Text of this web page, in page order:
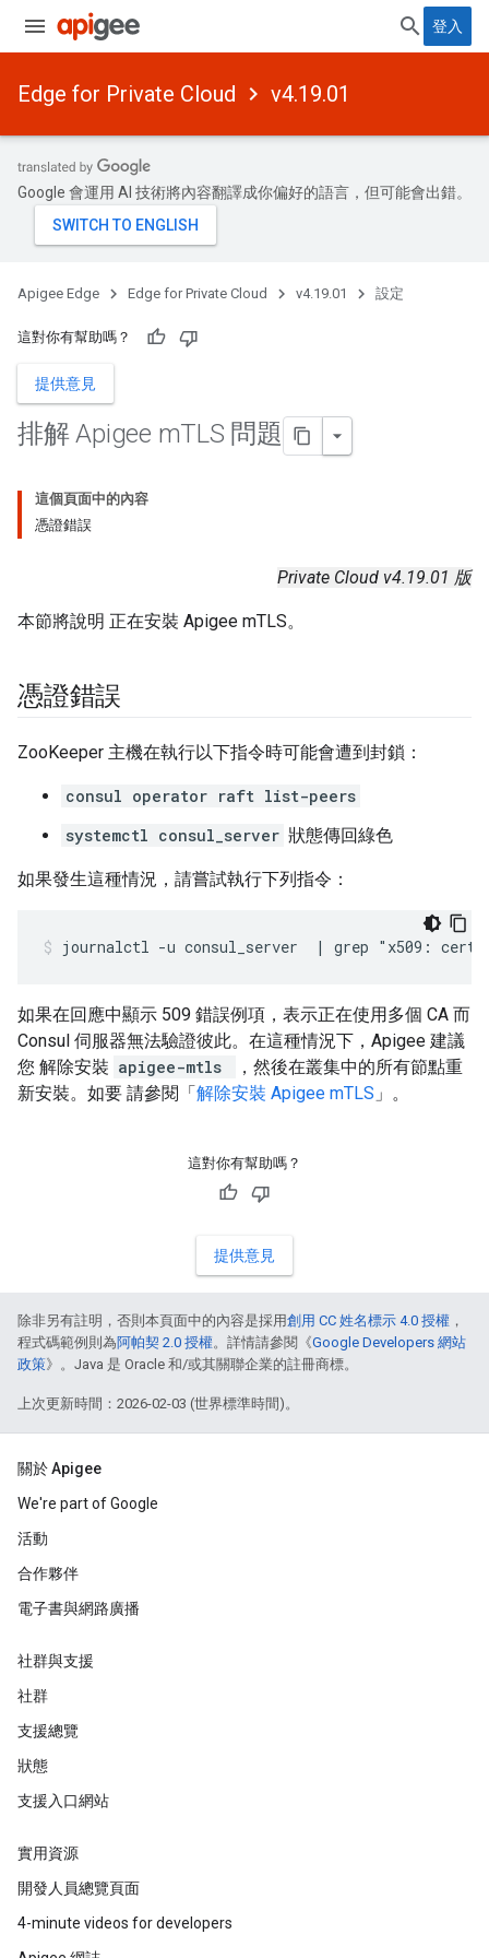
登入
Edge for Private Cloud v4.19.01
Google 會運用 AI 技術將內容翻譯成你偏好的語言，但可能會出錯。
Apigee Edge Edge for Private Cloud v4.19.01 設定
這對你有幫助嗎？
提供意見
排解 Apigee mTLS 問題
這個頁面中的內容
憑證錯誤
Private Cloud v4.19.01 版
本節將說明 正在安裝 Apigee mTLS。
憑證錯誤
ZooKeeper 主機在執行以下指令時可能會遭到封鎖：
consul operator raft list-peers
systemctl consul_server 狀態傳回綠色
如果發生這種情況，請嘗試執行下列指令：
journalctl -u consul_server  | grep "x509:
如果在回應中顯示 509 錯誤例項，表示正在使用多個 CA 而
Consul 伺服器無法驗證彼此。在這種情況下，Apigee 建議
您 解除安裝 apigee-mtls
，然後在叢集中的所有節點重
新安裝。如要 請參閱「解除安裝 Apigee mTLS 」。
這對你有幫助嗎？
提供意見
除非另有註明，否則本頁面中的內容是採用創用 CC 姓名標示 4.0 授權 ，
程式碼範例則為阿帕契 2.0 授權。詳情請參閱《Google Developers 網站
政策》。Java 是 Oracle 和/或其關聯企業的註冊商標。
上次更新時間：2026-02-03 (世界標準時間)。
關於 Apigee
We're part of Google
活動
合作夥伴
電子書與網路廣播
社群與支援
社群
支援總覽
狀態
支援入口網站
實用資源
開發人員總覽頁面
4-minute videos for developers